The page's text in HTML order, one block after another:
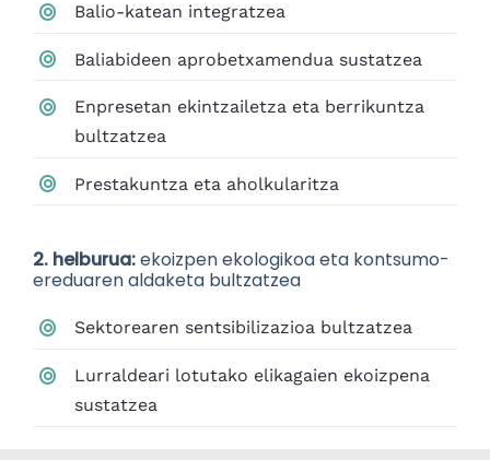
Balio-katean integratzea
Baliabideen aprobetxamendua sustatzea
Enpresetan ekintzailetza eta berrikuntza
bultzatzea
Prestakuntza eta aholkularitza
2. helburua:ekoizpen ekologikoa eta kontsumo-
ereduaren aldaketa bultzatzea
Sektorearen sentsibilizazioa bultzatzea
Lurraldeari lotutako elikagaien ekoizpena
sustatzea